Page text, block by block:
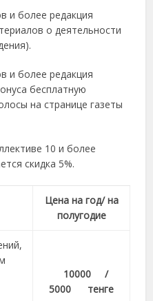
и более редакция
о деятельности
и более редакция
бесплатную
на странице газеты
10 и более
скидка 5%.
Цена на год/ на
полугодие
10000 /
5000 тенге